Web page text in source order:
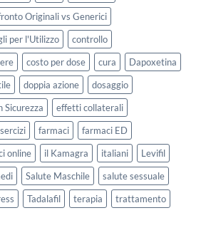
Originali vs Generici
per l'Utilizzo
controllo
costo per dose cura
Dapoxetina
doppia azione
dosaggio
Sicurezza
effetti collaterali
farmaci
farmaci ED
online il Kamagra italiani
Levifil
Salute Maschile
salute sessuale
Tadalafil terapia
trattamento